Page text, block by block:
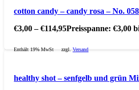
cotton candy – candy rosa – No. 058
€3,00 –€114,95Preisspanne: €3,00
Enthält 19% MwSt zzgl.Versand
healthy shot – senfgelb und grün